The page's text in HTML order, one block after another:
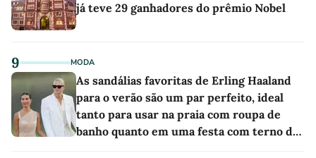
já teve 29 ganhadores do prêmio Nobel
9 MODA
As sandálias favoritas de Erling Haaland
para o verão são um par perfeito, ideal
tanto para usar na praia com roupa de
banho quanto em uma festa com terno de